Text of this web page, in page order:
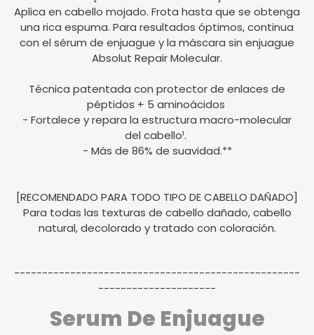
Aplica en cabello mojado. Frota hasta que se obtenga
una rica espuma. Para resultados óptimos, continua
con el sérum de enjuague y la máscara sin enjuague
Absolut Repair Molecular.
Técnica patentada con protector de enlaces de
péptidos + 5 aminoácidos
- Fortalece y repara la estructura macro-molecular
del cabello¹.
- Más de 86% de suavidad.**
[RECOMENDADO PARA TODO TIPO DE CABELLO DAÑADO]
Para todas las texturas de cabello dañado, cabello
natural, decolorado y tratado con coloración.
---------------------------------------------------
---------------------
Serum De Enjuague